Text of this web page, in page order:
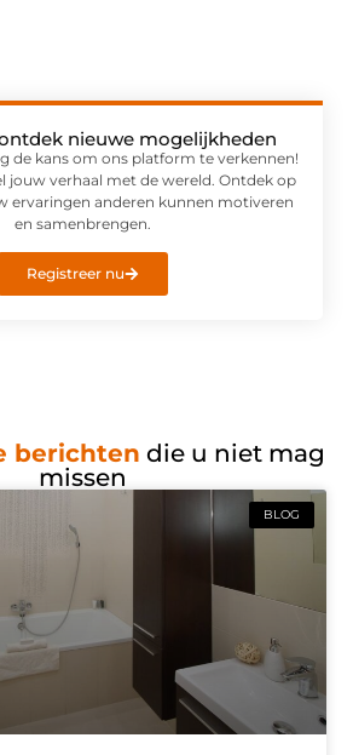
nieuwe mogelijkheden
de kans om ons platform te verkennen!
jouw verhaal met de wereld. Ontdek op
ervaringen anderen kunnen motiveren
en samenbrengen.
Registreer nu
berichten die u niet mag
missen
BLOG